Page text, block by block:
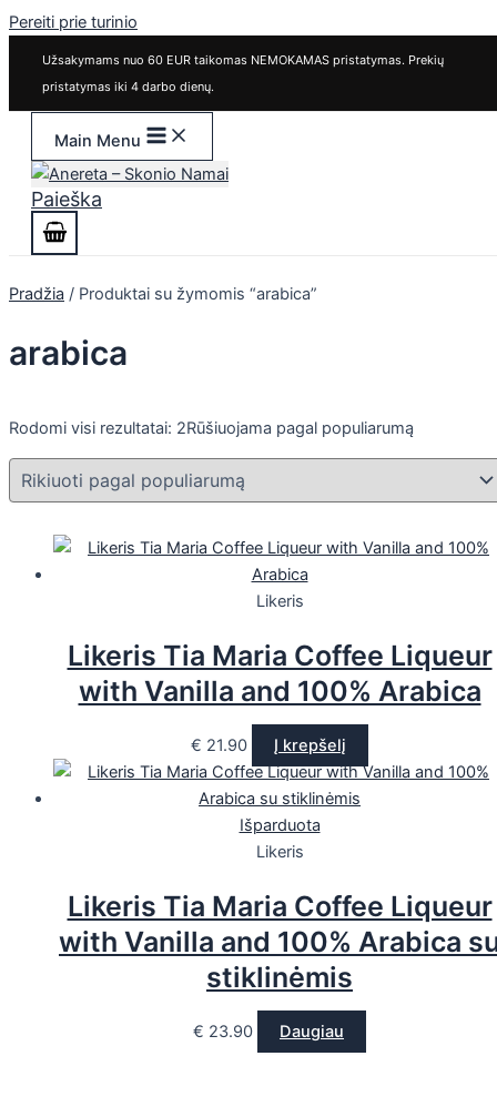
Pereiti prie turinio
Užsakymams nuo 60 EUR taikomas NEMOKAMAS pristatymas. Prekių
pristatymas iki 4 darbo dienų.
Main Menu
Paieška
Pradžia / Produktai su žymomis “arabica”
arabica
Rodomi visi rezultatai: 2Rūšiuojama pagal populiarumą
Likeris
Likeris Tia Maria Coffee Liqueur
with Vanilla and 100% Arabica
€ 21.90 Į krepšelį
Išparduota
Likeris
Likeris Tia Maria Coffee Liqueur
with Vanilla and 100% Arabica
stiklinėmis
€ 23.90 Daugiau